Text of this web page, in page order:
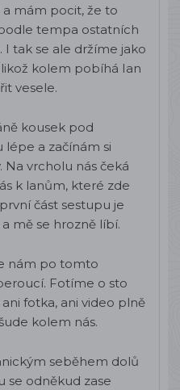
mám pocit, že to
tempa ostatních
I tak se ale držíme jako
kolem pobíhá Ian
vesele.
kousek pod
a začínám si
Na vrcholu nás čeká
k lanům, které zde
část sestupu je
mě se hrozně líbí.
nám po tomto
Fotíme o sto
fotka, ani video plně
kolem nás.
seběhem dolů
se odněkud zase